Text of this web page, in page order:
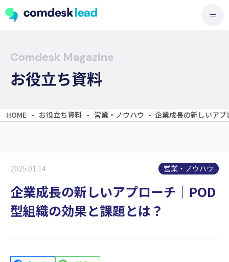
Comdesk Magazine
お役立ち資料
HOME - お役立ち資料 - 営業・ノウハウ - 企業成長の新しいア
2025.01.14 営業・ノウハウ
企業成長の新しいアプローチ｜POD
型組織の効果と課題とは？